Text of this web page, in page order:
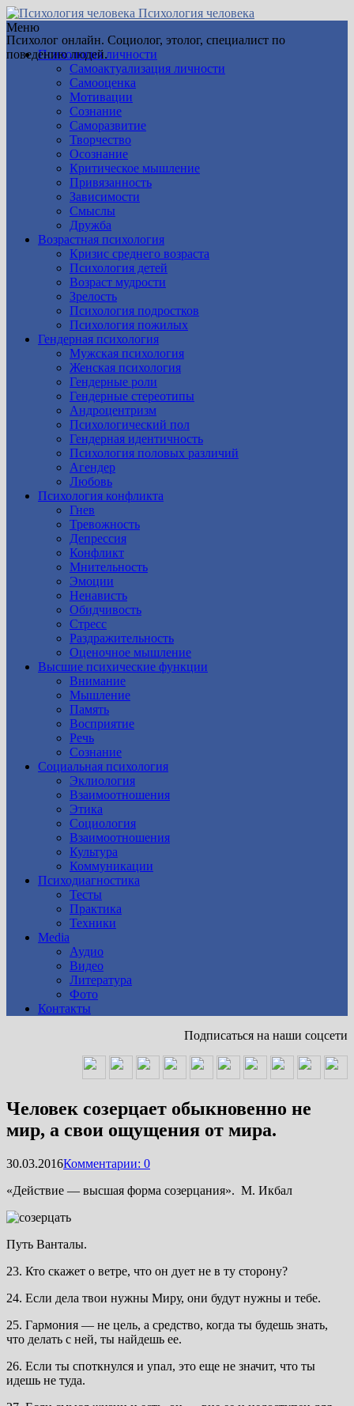
Психология человека
Психолог онлайн. Социолог, этолог, специалист по
поведению людей.
Меню
Психология личности
Самоактуализация личности
Самооценка
Мотивации
Сознание
Саморазвитие
Творчество
Осознание
Критическое мышление
Привязанность
Зависимости
Смыслы
Дружба
Возрастная психология
Кризис среднего возраста
Психология детей
Возраст мудрости
Зрелость
Психология подростков
Психология пожилых
Гендерная психология
Мужская психология
Женская психология
Гендерные роли
Гендерные стереотипы
Андроцентризм
Психологический пол
Гендерная идентичность
Психология половых различий
Агендер
Любовь
Психология конфликта
Гнев
Тревожность
Депрессия
Конфликт
Мнительность
Эмоции
Ненависть
Обидчивость
Стресс
Раздражительность
Оценочное мышление
Высшие психические функции
Внимание
Мышление
Память
Восприятие
Речь
Сознание
Социальная психология
Эклиология
Взаимоотношения
Этика
Социология
Взаимоотношения
Культура
Коммуникации
Психодиагностика
Тесты
Практика
Техники
Media
Аудио
Видео
Литература
Фото
Контакты
Подписаться на наши соцсети
Человек созерцает обыкновенно не
мир, а свои ощущения от мира.
30.03.2016Комментарии: 0
«Действие — высшая форма созерцания». М. Икбал
Путь Ванталы.
23. Кто скажет о ветре, что он дует не в ту сторону?
24. Если дела твои нужны Миру, они будут нужны и тебе.
25. Гармония — не цель, а средство, когда ты будешь знать,
что делать с ней, ты найдешь ее.
26. Если ты споткнулся и упал, это еще не значит, что ты
идешь не туда.